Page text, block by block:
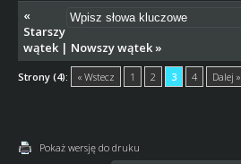
«
Starszy
wątek| Nowszy wątek»
Strony (4): « Wstecz 1 2 3 4 Dalej »
Pokaż wersję do druku